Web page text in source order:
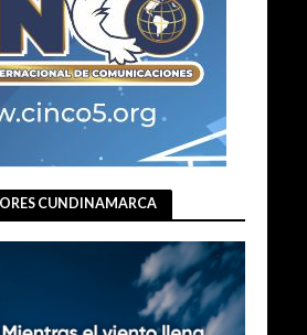
CUNDINAMARCA